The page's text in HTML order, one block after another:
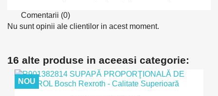
Comentarii (0)
Nu sunt opinii ale clientilor in acest moment.
16 alte produse in aceeasi categorie:
NOU